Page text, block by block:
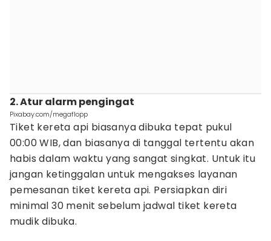
2. Atur alarm pengingat
Pixabay.com/megaflopp
Tiket kereta api biasanya dibuka tepat pukul
00:00 WIB, dan biasanya di tanggal tertentu akan
habis dalam waktu yang sangat singkat. Untuk itu
jangan ketinggalan untuk mengakses layanan
pemesanan tiket kereta api. Persiapkan diri
minimal 30 menit sebelum jadwal tiket kereta
mudik dibuka.